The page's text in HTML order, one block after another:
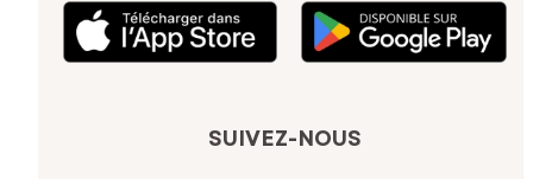
SUIVEZ-NOUS